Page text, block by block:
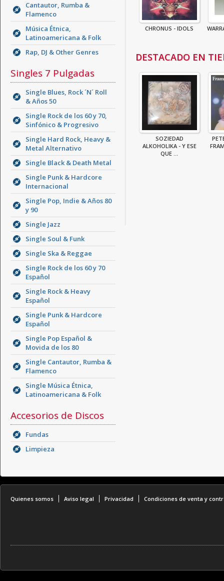
Cantautor, Rumba &
Flamenco
Música Étnica,
Latinoamericana & Folk
Rap, DJ & Other Genres
Singles 7 Pulgadas
Single Blues, Rock ´N´ Roll
& Años 50
Single Rock de los 60 y 70,
Sinfónico & Progresivo
Single Hard Rock, Heavy &
Metal Alternativo
Single Black & Death Metal
Single Punk & Hardcore
Internacional
Single Pop, Indie & Años 80
y 90
Single Jazz
Single Soul & Funk
Single Ska & Reggae
Single Rock de los 60 y 70
Español
Single Rock & Heavy
Español
Single Punk & Hardcore
Español
Single Pop Español &
Movida de los 80
Single Cantautor, Rumba &
Flamenco
Single Música Étnica,
Latinoamericana & Folk
Accesorios de Discos
Fundas
Limpieza
CHRONUS - IDOLS
DESTACADO EN
SOZIEDAD
ALKOHOLIKA - Y ESE
QUE ...
Quienes somos Aviso legal Privacidad Condiciones de venta y